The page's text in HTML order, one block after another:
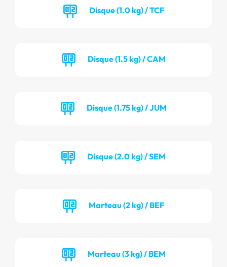
Disque (1.0 kg) / TCF
Disque (1.5 kg) / CAM
Disque (1.75 kg) / JUM
Disque (2.0 kg) / SEM
Marteau (2 kg) / BEF
Marteau (3 kg) / BEM